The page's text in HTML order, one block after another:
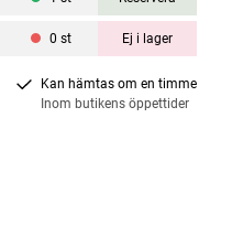
0 st Ej i lager
Kan hämtas om en timme
Inom butikens öppettider